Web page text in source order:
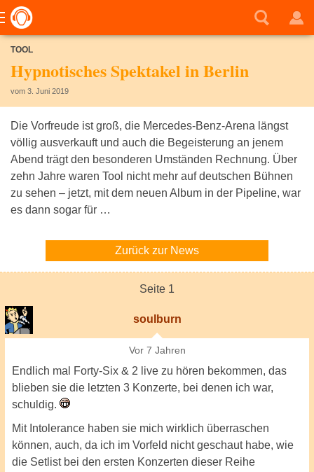
TOOL
Hypnotisches Spektakel in Berlin
vom 3. Juni 2019
Die Vorfreude ist groß, die Mercedes-Benz-Arena längst
völlig ausverkauft und auch die Begeisterung an jenem
Abend trägt den besonderen Umständen Rechnung. Über
zehn Jahre waren Tool nicht mehr auf deutschen Bühnen
zu sehen – jetzt, mit dem neuen Album in der Pipeline, war
es dann sogar für …
Zurück zur News
Seite 1
soulburn
Vor 7 Jahren
Endlich mal Forty-Six & 2 live zu hören bekommen, das
blieben sie die letzten 3 Konzerte, bei denen ich war,
schuldig.
Mit Intolerance haben sie mich wirklich überraschen
können, auch, da ich im Vorfeld nicht geschaut habe, wie
die Setlist bei den ersten Konzerten dieser Reihe